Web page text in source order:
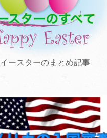
イースターのまとめ記事